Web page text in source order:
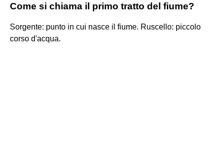
Come si chiama il primo tratto del fiume?
Sorgente: punto in cui nasce il fiume. Ruscello: piccolo
corso d'acqua.